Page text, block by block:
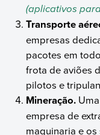
(aplicativos
Transporte
empresas
pacotes em
frota de aviões
pilotos e
Mineração.
empresa de
maquinaria e